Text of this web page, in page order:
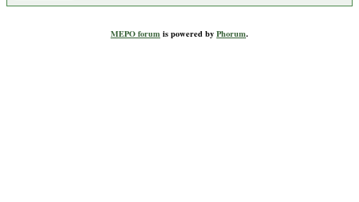
MEPO forumis powered byPhorum.